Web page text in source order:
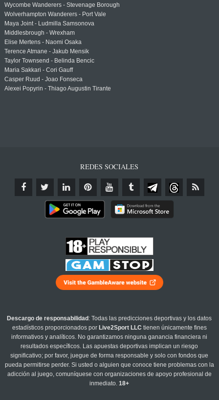
Wycombe Wanderers - Stevenage Borough
Wolverhampton Wanderers - Port Vale
Maya Joint - Ludmilla Samsonova
Middlesbrough - Wrexham
Elise Mertens - Naomi Osaka
Terence Atmane - Jakub Mensik
Taylor Townsend - Belinda Bencic
Maria Sakkari - Cori Gauff
Casper Ruud - Joao Fonseca
Alexei Popyrin - Thiago Augustin Tirante
REDES SOCIALES
Descargo de responsabilidad : Todas las predicciones deportivas y los datos
estadísticos proporcionados por Live2Sport LLC tienen únicamente fines
informativos y analíticos. No garantizamos ninguna ganancia financiera ni
resultados específicos. Las apuestas deportivas implican un riesgo
significativo; por favor, juegue de forma responsable y solo con fondos que
pueda permitirse perder. Si usted o alguien que conoce tiene problemas con la
adicción al juego, comuníquese con organizaciones de apoyo profesional de
inmediato.18+